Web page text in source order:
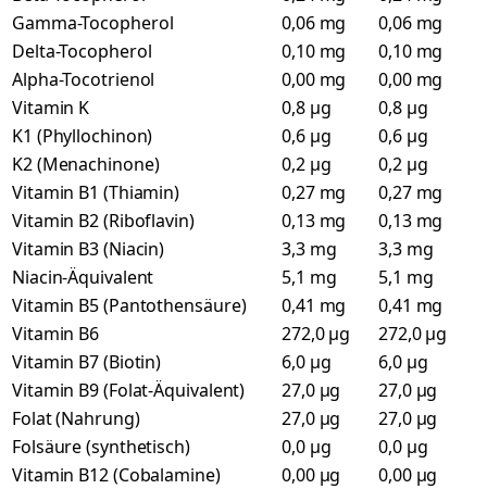
Gamma-Tocopherol
0,06 mg
0,06 mg
Delta-Tocopherol
0,10 mg
0,10 mg
Alpha-Tocotrienol
0,00 mg
0,00 mg
Vitamin K
0,8 µg
0,8 µg
K1 (Phyllochinon)
0,6 µg
0,6 µg
K2 (Menachinone)
0,2 µg
0,2 µg
Vitamin B1 (Thiamin)
0,27 mg
0,27 mg
Vitamin B2 (Riboflavin)
0,13 mg
0,13 mg
Vitamin B3 (Niacin)
3,3 mg
3,3 mg
Niacin-Äquivalent
5,1 mg
5,1 mg
Vitamin B5 (Pantothensäure)
0,41 mg
0,41 mg
Vitamin B6
272,0 µg
272,0 µg
Vitamin B7 (Biotin)
6,0 µg
6,0 µg
Vitamin B9 (Folat-Äquivalent)
27,0 µg
27,0 µg
Folat (Nahrung)
27,0 µg
27,0 µg
Folsäure (synthetisch)
0,0 µg
0,0 µg
Vitamin B12 (Cobalamine)
0,00 µg
0,00 µg